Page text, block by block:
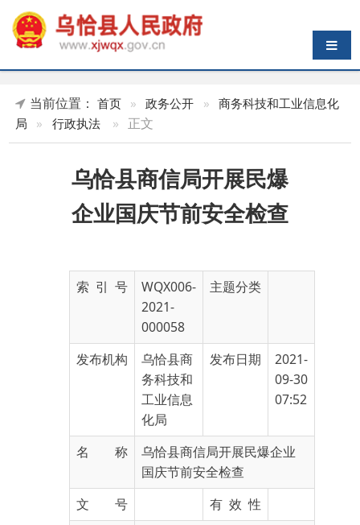
导航切换
局 » 行政执法 » 正文
企业国庆节前安全检查
2021-
000058
务科技和
工业信息
化局
07:52
乌恰县商信局开展民爆企业
国庆节前安全检查
文 号 有 效 性
乌恰县商务科技和工业信息
化局